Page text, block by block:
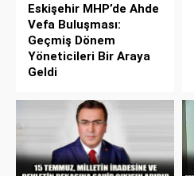
Eskişehir MHP’de Ahde
Vefa Buluşması:
Geçmiş Dönem
Yöneticileri Bir Araya
Geldi